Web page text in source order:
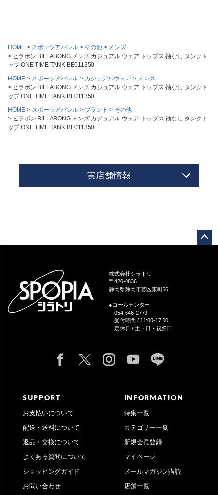
HOME スポーツアパレル その他
メンズ
ビラボン BILLABONG メンズ カジュアル ウェア トップス 袖なし タンクト
ップ ONE TIME TANK BE011350
HOME
スポーツアパレル カジュアルウェア
メンズ
ビラボン BILLABONG メンズ カジュアル ウェア トップス 袖なし タンクト
ップ ONE TIME TANK BE011350
HOME
スポーツアパレル ブランド
その他
ビラボン BILLABONG メンズ カジュアル ウェア トップス 袖なし タンクト
ップ ONE TIME TANK BE011350
実店舗情報
株式会社シラトリ
〒420-0836
静岡県静岡市葵区東町66
●コールセンター
054-646-2779
受付時間 / 11:00-17:00
定休日 / 土・日・祝祭日
SUPPORT
お支払いについて
配送・送料について
返品・交換について
よくある質問について
ショッピングガイド
お問い合わせ
INFORMATION
特集一覧
カテゴリー一覧
新規会員登録
マイページ
メールマガジン購読
店舗一覧